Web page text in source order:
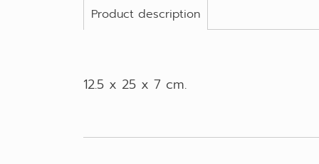
Product description
12.5 x 25 x 7 cm.